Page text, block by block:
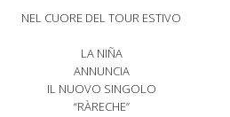
NEL CUORE DEL TOUR ESTIVO
LA NIÑA
ANNUNCIA
IL NUOVO SINGOLO
“RÀRECHE”